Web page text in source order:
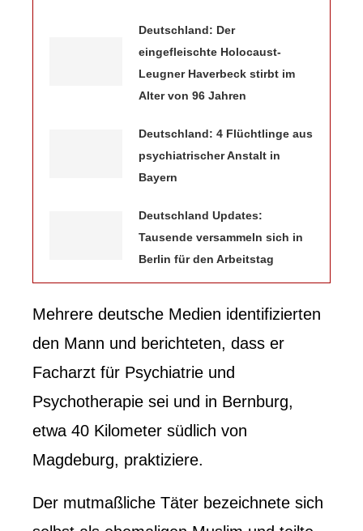
Deutschland: Der
eingefleischte Holocaust-
Leugner Haverbeck stirbt im
Alter von 96 Jahren
Deutschland: 4 Flüchtlinge aus
psychiatrischer Anstalt in
Bayern
Deutschland Updates:
Tausende versammeln sich in
Berlin für den Arbeitstag
Mehrere deutsche Medien identifizierten
den Mann und berichteten, dass er
Facharzt für Psychiatrie und
Psychotherapie sei und in Bernburg,
etwa 40 Kilometer südlich von
Magdeburg, praktiziere.
Der mutmaßliche Täter bezeichnete sich